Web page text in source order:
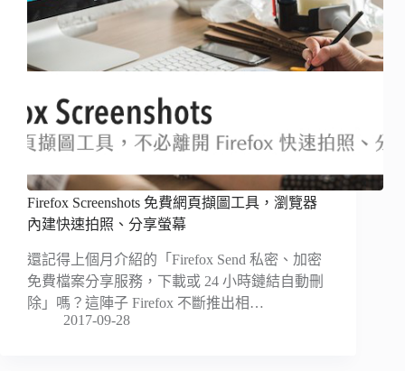
Firefox Screenshots 免費網頁擷圖工具，瀏覽器
內建快速拍照、分享螢幕
還記得上個月介紹的「Firefox Send 私密、加密
免費檔案分享服務，下載或 24 小時鏈結自動刪
除」嗎？這陣子 Firefox 不斷推出相…
2017-09-28